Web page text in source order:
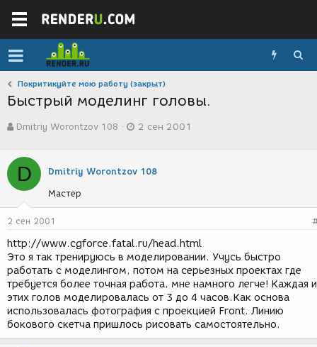
Покритикуйте мою работу (закрыт)
Быстрый моделинг головы.
в
о
р
т
е
м
ы
Dmitriy Worontzov 108
а
с
д
и
я
2 сен 2001
D Dmitriy Worontzov 108
Мастер
2 сен 2001
http://www.cgforce.fatal.ru/head.html
Это я так тренируюсь в моделировании. Учусь быстро
работать с моделингом, потом на серьезных проектах где
требуется более точная работа, мне намного легче! Каждая
этих голов моделировалась от 3 до 4 часов.Как основа
использовалась фотография с проекцией Front. Линию
бокового скетча пришлось рисовать самостоятельно.